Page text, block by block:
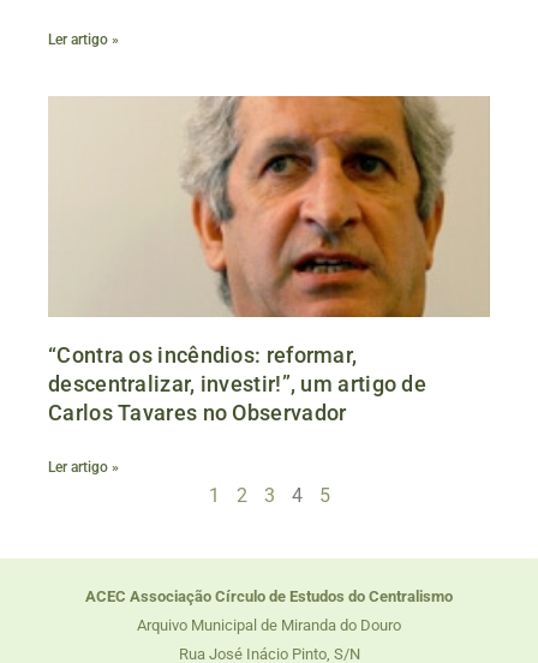
Ler artigo »
“Contra os incêndios: reformar,
descentralizar, investir!”, um artigo de
Carlos Tavares no Observador
Ler artigo »
1 2 3 4 5
ACEC Associação Círculo de Estudos do Centralismo
Arquivo Municipal de Miranda do Douro
Rua José Inácio Pinto, S/N